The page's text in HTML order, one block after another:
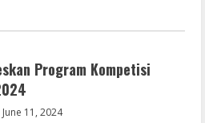
[x86x64]
9, 2026
Program Kompetisi
June 11, 2024